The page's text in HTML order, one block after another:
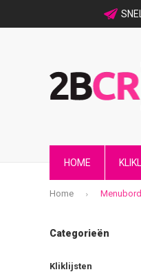
HOME
Home
Categorieën
Kliklijsten